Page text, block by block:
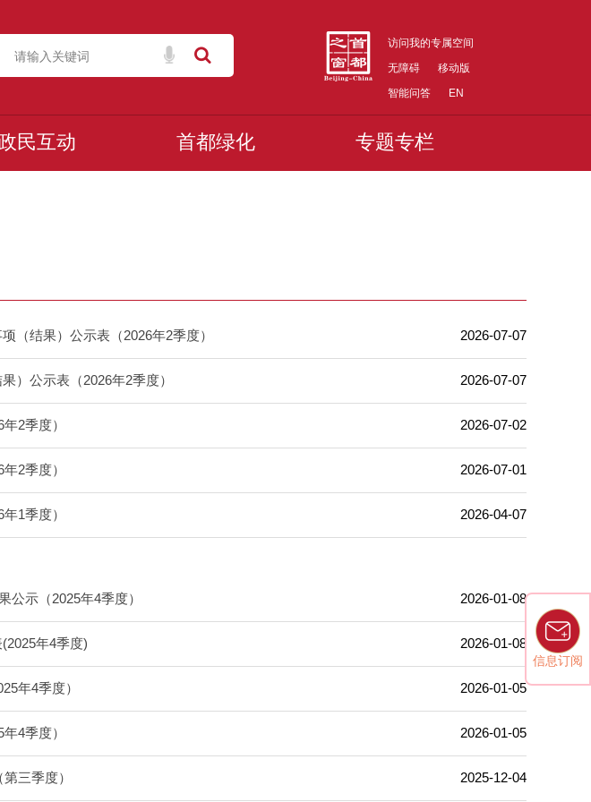
信息订阅
访问我的专属空间
无障碍
移动版
智能问答
EN
民互动 首都绿化 专题专栏
（结果）公示表（2026年2季度） 2026-07-07
）公示表（2026年2季度） 2026-07-07
2季度） 2026-07-02
2季度） 2026-07-01
1季度） 2026-04-07
公示（2025年4季度） 2026-01-08
年4季度) 2026-01-08
年4季度） 2026-01-05
4季度） 2026-01-05
三季度） 2025-12-04